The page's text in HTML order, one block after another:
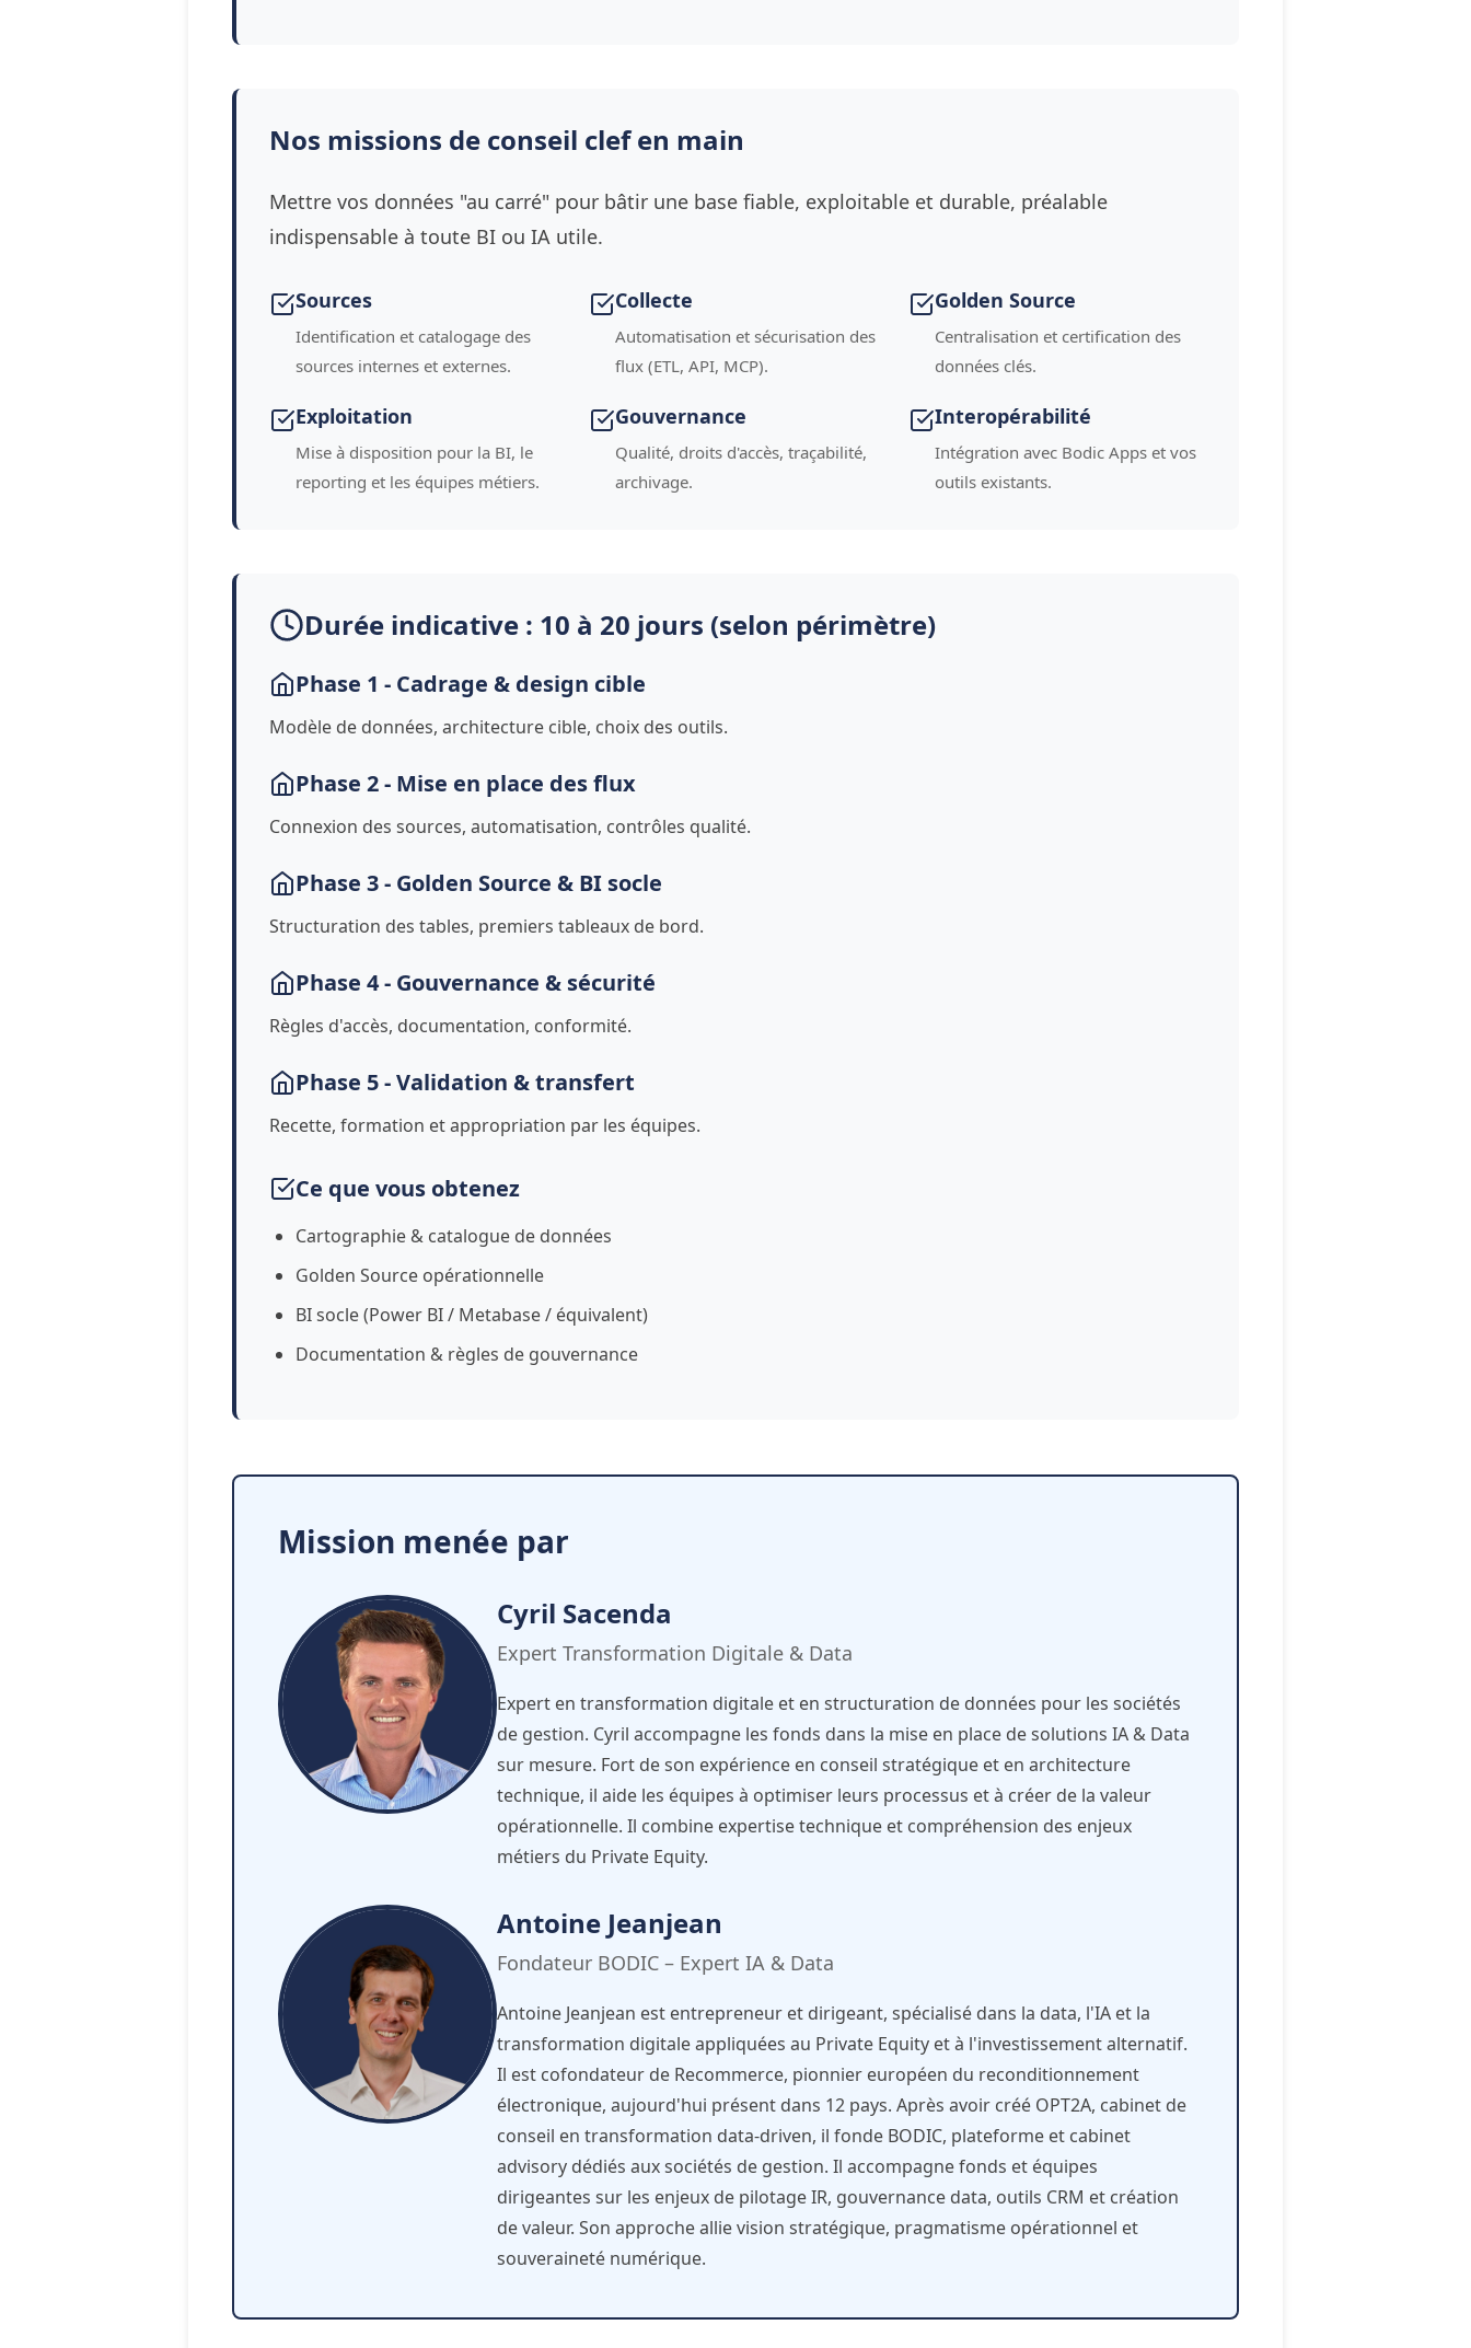
Nos missions de conseil clef en main
Mettre vos données "au carré" pour bâtir une base fiable, exploitable et durable, préalable
indispensable à toute BI ou IA utile.
Sources
Identification et catalogage des
sources internes et externes.
Collecte
Automatisation et sécurisation des
flux (ETL, API, MCP).
Golden Source
Centralisation et certification des
données clés.
Exploitation
Mise à disposition pour la BI, le
reporting et les équipes métiers.
Gouvernance
Qualité, droits d'accès, traçabilité,
archivage.
Interopérabilité
Intégration avec Bodic Apps et vos
outils existants.
Durée indicative : 10 à 20 jours (selon périmètre)
Phase 1 - Cadrage & design cible
Modèle de données, architecture cible, choix des outils.
Phase 2 - Mise en place des flux
Connexion des sources, automatisation, contrôles qualité.
Phase 3 - Golden Source & BI socle
Structuration des tables, premiers tableaux de bord.
Phase 4 - Gouvernance & sécurité
Règles d'accès, documentation, conformité.
Phase 5 - Validation & transfert
Recette, formation et appropriation par les équipes.
Ce que vous obtenez
Cartographie & catalogue de données
Golden Source opérationnelle
BI socle (Power BI / Metabase / équivalent)
Documentation & règles de gouvernance
Mission menée par
Cyril Sacenda
Expert Transformation Digitale & Data
Expert en transformation digitale et en structuration de données pour les sociétés
de gestion. Cyril accompagne les fonds dans la mise en place de solutions IA & Data
sur mesure. Fort de son expérience en conseil stratégique et en architecture
technique, il aide les équipes à optimiser leurs processus et à créer de la valeur
opérationnelle. Il combine expertise technique et compréhension des enjeux
métiers du Private Equity.
Antoine Jeanjean
Fondateur BODIC – Expert IA & Data
Antoine Jeanjean est entrepreneur et dirigeant, spécialisé dans la data, l'IA et la
transformation digitale appliquées au Private Equity et à l'investissement alternatif.
Il est cofondateur de Recommerce, pionnier européen du reconditionnement
électronique, aujourd'hui présent dans 12 pays. Après avoir créé OPT2A, cabinet de
conseil en transformation data-driven, il fonde BODIC, plateforme et cabinet
advisory dédiés aux sociétés de gestion. Il accompagne fonds et équipes
dirigeantes sur les enjeux de pilotage IR, gouvernance data, outils CRM et création
de valeur. Son approche allie vision stratégique, pragmatisme opérationnel et
souveraineté numérique.